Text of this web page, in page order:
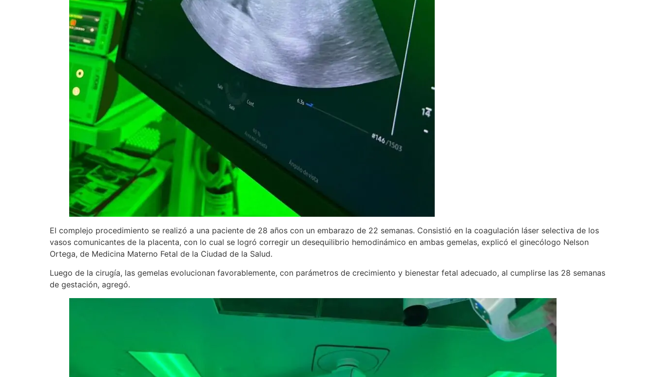
El complejo procedimiento se realizó a una paciente de 28 años con un embarazo de 22 semanas. Consistió en la coagulación láser selectiva de los
vasos comunicantes de la placenta, con lo cual se logró corregir un desequilibrio hemodinámico en ambas gemelas, explicó el ginecólogo Nelson
Ortega, de Medicina Materno Fetal de la Ciudad de la Salud.
Luego de la cirugía, las gemelas evolucionan favorablemente, con parámetros de crecimiento y bienestar fetal adecuado, al cumplirse las 28 semanas
de gestación, agregó.